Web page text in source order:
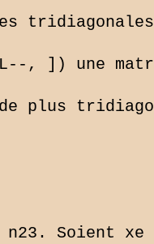
tridiagonales
, ]) une
de plus
n23.